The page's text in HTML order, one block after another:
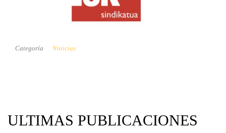
Categoría Noticias
ULTIMAS PUBLICACIONES